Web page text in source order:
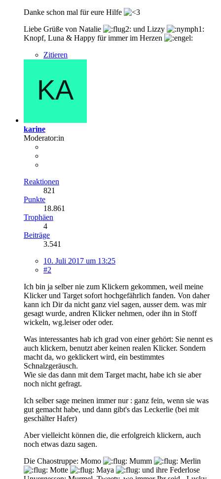
Danke schon mal für eure Hilfe
Liebe Grüße von Natalie
und Lizzy
Knopf, Luna & Happy für immer im Herzen
Zitieren
karine
Moderator:in
Reaktionen
821
Punkte
18.861
Trophäen
4
Beiträge
3.541
10. Juli 2017 um 13:25
#2
Ich bin ja selber nie zum Klickern gekommen, weil meine
Klicker und Target sofort hochgefährlich fanden. Von daher
kann ich Dir da nicht ganz viel sagen, ausser dem. was mir
gesagt wurde, andren Klicker nehmen, oder ihn in Stoff
wickeln, wg.leiser oder oder.
Was interessantes hab ich grad von einer gehört: Sie nennt es
auch klickern, benutzt aber keinen realen Klicker. Sondern
macht da, wo geklickert wird, ein bestimmtes
Schnalzgeräusch.
Wie sie das dann mit dem Target macht, habe ich sie aber
noch nicht gefragt.
Ich selber sage meinen immer nur : ganz fein, wenn sie was
gut gemacht habe, und dann gibt's das Leckerlie (bei mit
geschälter Hafer)
Aber vielleicht können die, die erfolgreich klickern, auch
noch etwas dazu sagen.
Die Chaostruppe: Momo
Mumm
Merlin
Motte
Maya
und ihre Federlose